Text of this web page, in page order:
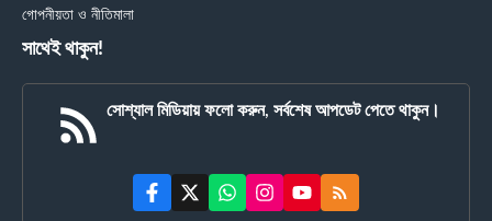
গোপনীয়তা ও নীতিমালা
সাথেই থাকুন!
সোশ্যাল মিডিয়ায় ফলো করুন, সর্বশেষ আপডেট পেতে থাকুন।